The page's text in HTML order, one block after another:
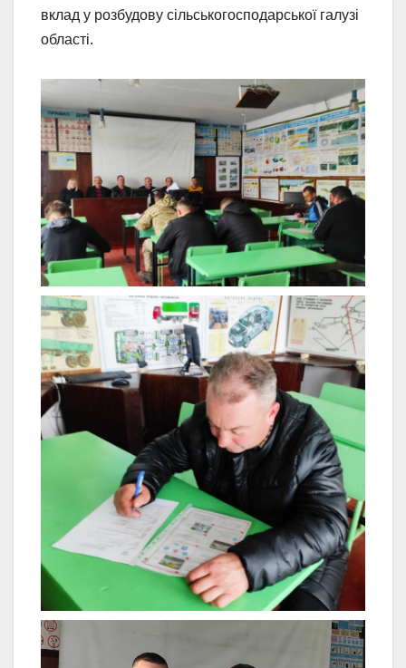
вклад у розбудову сільськогосподарської галузі
області.